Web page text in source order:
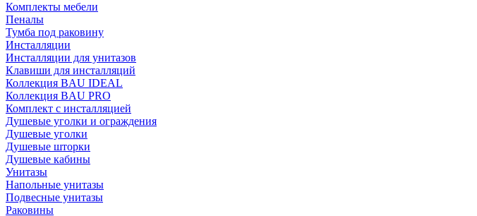
Комплекты мебели
Пеналы
Тумба под раковину
Инсталляции
Инсталляции для унитазов
Клавиши для инсталляций
Коллекция BAU IDEAL
Коллекция BAU PRO
Комплект с инсталляцией
Душевые уголки и ограждения
Душевые уголки
Душевые шторки
Душевые кабины
Унитазы
Напольные унитазы
Подвесные унитазы
Раковины